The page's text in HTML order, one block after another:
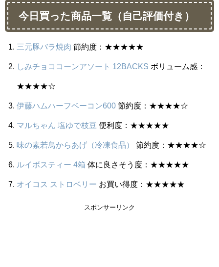
今日買った商品一覧（自己評価付き）
三元豚バラ焼肉 節約度：★★★★★
しみチョココーンアソート 12BACKS ボリューム感：
★★★★☆
伊藤ハムハーフベーコン600 節約度：★★★★☆
マルちゃん 塩ゆで枝豆 便利度：★★★★★
味の素若鳥からあげ（冷凍食品） 節約度：★★★★☆
ルイボスティー 4箱 体に良さそう度：★★★★★
オイコス ストロベリー お買い得度：★★★★★
スポンサーリンク